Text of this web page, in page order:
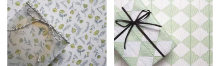
カテゴリー
検索する